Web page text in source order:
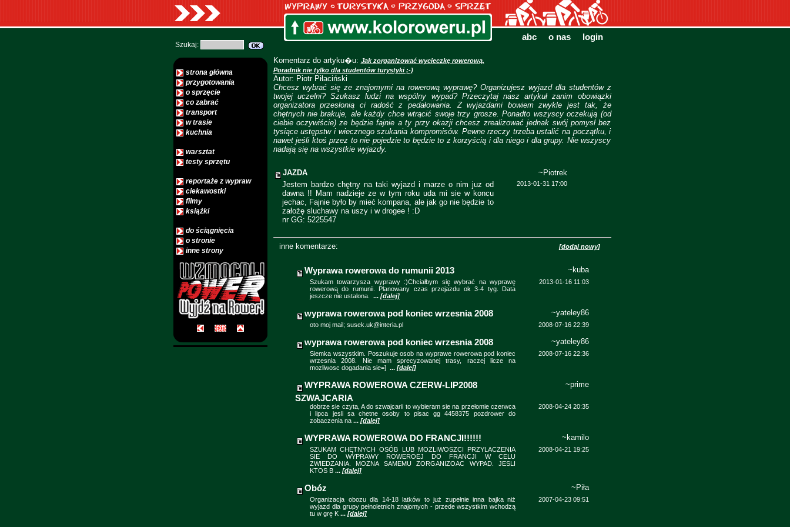
Szukaj:
abc o nas login
strona główna
przygotowania
o sprzęcie
co zabrać
transport
w trasie
kuchnia
warsztat
testy sprzętu
reportaże z wypraw
ciekawostki
filmy
książki
do ściągnięcia
o stronie
inne strony
Komentarz do artyku�u: Jak zorganizować wycieczkę rowerową.
Poradnik nie tylko dla studentów turystyki ;-)
Autor: Piotr Piłaciński
Chcesz wybrać się ze znajomymi na rowerową wyprawę? Organizujesz wyjazd dla studentów z
twojej uczelni? Szukasz ludzi na wspólny wypad? Przeczytaj nasz artykuł zanim obowiązki
organizatora przesłonią ci radość z pedałowania. Z wyjazdami bowiem zwykle jest tak, że
chętnych nie brakuje, ale każdy chce wtrącić swoje trzy grosze. Ponadto wszyscy oczekują (od
ciebie oczywiście) ze będzie fajnie a ty przy okazji chcesz zrealizować jednak swój pomysł bez
tysiące ustępstw i wiecznego szukania kompromisów. Pewne rzeczy trzeba ustalić na początku, i
nawet jeśli ktoś przez to nie pojedzie to będzie to z korzyścią i dla niego i dla grupy. Nie wszyscy
nadają się na wszystkie wyjazdy.
JAZDA
~Piotrek
Jestem bardzo chętny na taki wyjazd i marze o nim juz od
dawna !! Mam nadzieje ze w tym roku uda mi sie w koncu
jechac, Fajnie było by mieć kompana, ale jak go nie będzie to
założę sluchawy na uszy i w drogee ! :D
nr GG: 5225547
2013-01-31 17:00
inne komentarze: [dodaj nowy]
Wyprawa rowerowa do rumunii 2013 ~kuba
Szukam towarzysza wyprawy :)Chciałbym się wybrać na wyprawę
rowerową do rumunii. Planowany czas przejazdu ok 3-4 tyg. Data
jeszcze nie ustalona. ... [dalej]
2013-01-16 11:03
wyprawa rowerowa pod koniec wrzesnia 2008 ~yateley86
oto moj mail; susek.uk@interia.pl 2008-07-16 22:39
wyprawa rowerowa pod koniec wrzesnia 2008 ~yateley86
Siemka wszystkim. Poszukuje osob na wyprawe rowerowa pod koniec
wrzesnia 2008. Nie mam sprecyzowanej trasy, raczej licze na
mozliwosc dogadania sie=] ... [dalej]
2008-07-16 22:36
WYPRAWA ROWEROWA CZERW-LIP2008
SZWAJCARIA
~prime
dobrze sie czyta, A do szwajcarii to wybieram sie na przełomie czerwca
i lipca jesli sa chetne osoby to pisac gg 4458375 pozdrower do
zobaczenia na ... [dalej]
2008-04-24 20:35
WYPRAWA ROWEROWA DO FRANCJI!!!!!! ~kamilo
SZUKAM CHĘTNYCH OSÓB LUB MOZLIWOSZCI PRZYLACZENIA
SIE DO WYPRAWY ROWEROEJ DO FRANCJI W CELU
ZWIEDZANIA. MOZNA SAMEMU ZORGANIZOAC WYPAD. JESLI
KTOS B ... [dalej]
2008-04-21 19:25
Obóz ~Piła
Organizacja obozu dla 14-18 latków to już zupełnie inna bajka niż
wyjazd dla grupy pełnoletnich znajomych - przede wszystkim wchodzą
tu w grę K ... [dalej]
2007-04-23 09:51